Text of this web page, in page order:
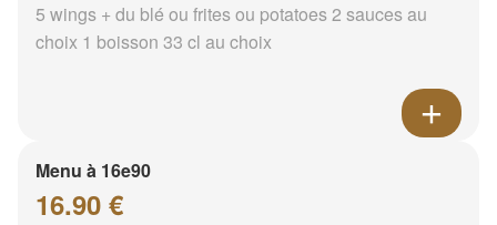
5 wings + du blé ou frites ou potatoes 2 sauces au
choix 1 boisson 33 cl au choix
Menu à 16e90
16.90 €